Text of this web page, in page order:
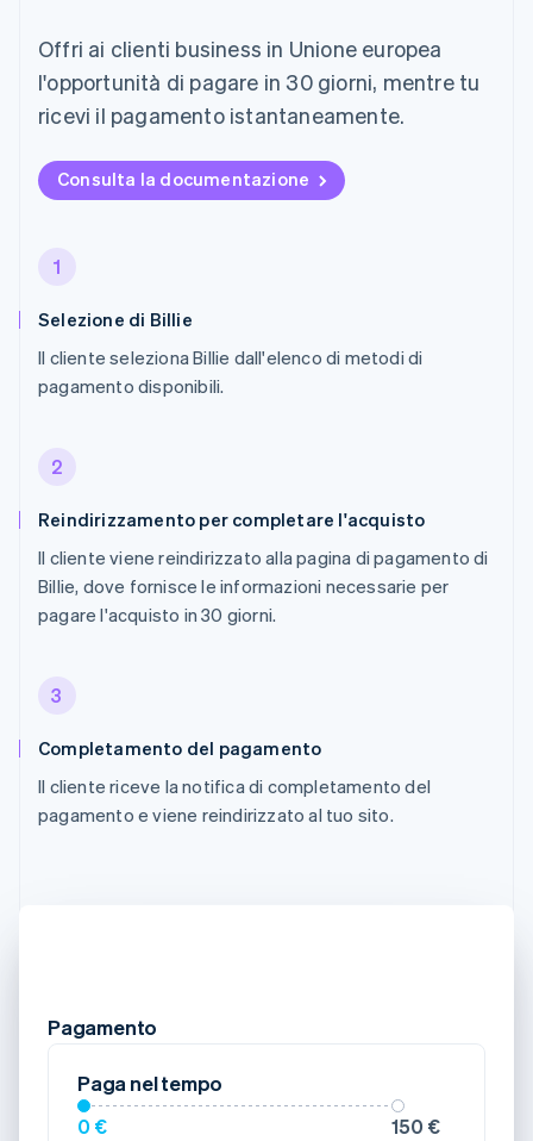
Offri ai clienti business in Unione europea
l'opportunità di pagare in 30 giorni, mentre tu
ricevi il pagamento istantaneamente.
Consulta la documentazione
1
Selezione di Billie
Il cliente seleziona Billie dall'elenco di metodi di
pagamento disponibili.
2
Reindirizzamento per completare l'acquisto
Il cliente viene reindirizzato alla pagina di pagamento di
Billie, dove fornisce le informazioni necessarie per
pagare l'acquisto in 30 giorni.
3
Completamento del pagamento
Il cliente riceve la notifica di completamento del
pagamento e viene reindirizzato al tuo sito.
Pagamento
Paga nel tempo
0 € 150 €